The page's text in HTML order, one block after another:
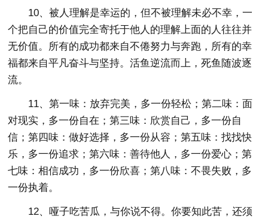
10、被人理解是幸运的，但不被理解未必不幸，一
个把自己的价值完全寄托于他人的理解上面的人往往并
无价值。所有的成功都来自不倦努力与奔跑，所有的幸
福都来自平凡奋斗与坚持。活鱼逆流而上，死鱼随波逐
流。
11、第一味：放弃完美，多一份轻松；第二味：面
对现实，多一份自在；第三味：欣赏自己，多一份自
信；第四味：做好选择，多一份从容；第五味：找找快
乐，多一份追求；第六味：善待他人，多一份爱心；第
七味：相信成功，多一份欣喜；第八味：不畏失败，多
一份执着。
12、哑子吃苦瓜，与你说不得。你要知此苦，还须